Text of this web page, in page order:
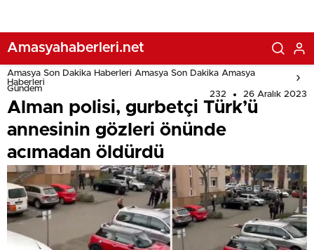
Amasyahaberleri.net
Amasya Son Dakika Haberleri Amasya Son Dakika Amasya
Haberleri
Gündem
232 26 Aralık 2023
Alman polisi, gurbetçi Türk’ü
annesinin gözleri önünde
acımadan öldürdü